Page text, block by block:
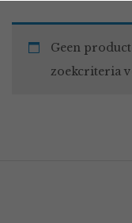
Geen
zoekcriteria